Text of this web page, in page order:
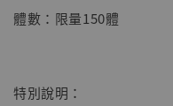
體數：限量150體
特別說明：